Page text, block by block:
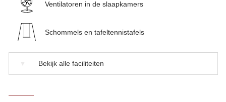
Ventilatoren in de slaapkamers
Schommels en tafeltennistafels
Bekijk alle faciliteiten